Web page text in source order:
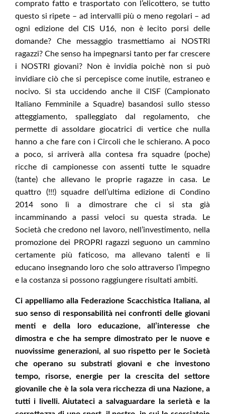
comprato fatto e trasportato con l’elicottero, se tutto
questo si ripete – ad intervalli più o meno regolari – ad
ogni edizione del CIS U16, non è lecito porsi delle
domande? Che messaggio trasmettiamo ai NOSTRI
ragazzi? Che senso ha impegnarsi tanto per far crescere
i NOSTRI giovani? Non è invidia poichè non si può
invidiare ciò che si percepisce come inutile, estraneo e
nocivo. Si sta uccidendo anche il CISF (Campionato
Italiano Femminile a Squadre) basandosi sullo stesso
atteggiamento, spalleggiato dal regolamento, che
permette di assoldare giocatrici di vertice che nulla
hanno a che fare con i Circoli che le schierano. A poco
a poco, si arriverà alla contesa fra squadre (poche)
ricche di campionesse con assenti tutte le squadre
(tante) che allevano le proprie ragazze in casa. Le
quattro (!!!) squadre dell’ultima edizione di Condino
2014 sono lì a dimostrare che ci si sta già
incamminando a passi veloci su questa strada. Le
Società che credono nel lavoro, nell’investimento, nella
promozione dei PROPRI ragazzi seguono un cammino
certamente più faticoso, ma allevano talenti e li
educano insegnando loro che solo attraverso l’impegno
e la costanza si possono raggiungere risultati ambiti.
Ci appelliamo alla Federazione Scacchistica Italiana, al
suo senso di responsabilità nei confronti delle giovani
menti e della loro educazione, all’interesse che
dimostra e che ha sempre dimostrato per le nuove e
nuovissime generazioni, al suo rispetto per le Società
che operano su substrati giovani e che investono
tempo, risorse, energie per la crescita del settore
giovanile che è la sola vera ricchezza di una Nazione, a
tutti i livelli. Aiutateci a salvaguardare la serietà e la